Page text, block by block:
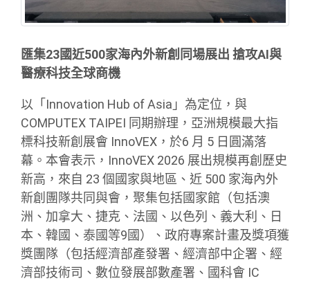
匯集23國近500家海內外新創同場展出 搶攻AI與
醫療科技全球商機
以「Innovation Hub of Asia」為定位，與
COMPUTEX TAIPEI 同期辦理，亞洲規模最大指
標科技新創展會 InnoVEX，於6 月 5 日圓滿落
幕。本會表示，InnoVEX 2026 展出規模再創歷史
新高，來自 23 個國家與地區、近 500 家海內外
新創團隊共同與會，聚集包括國家館（包括澳
洲、加拿大、捷克、法國、以色列、義大利、日
本、韓國、泰國等9國）、政府專案計畫及獎項獲
獎團隊（包括經濟部產發署、經濟部中企署、經
濟部技術司、數位發展部數產署、國科會 IC